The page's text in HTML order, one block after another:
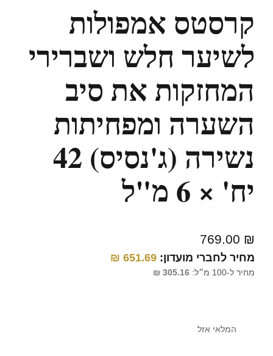
קרסטס אמפולות
לשיער חלש ושברירי
המחזקות את סיב
השערה ומפחיתות
נשירה (ג'נסיס) 42
יח' × 6 מ"ל
769.00 ₪
מחיר לחברי מועדון: 651.69
₪
מחיר ל-100 מ״ל: 305.16
₪
המלאי אזל